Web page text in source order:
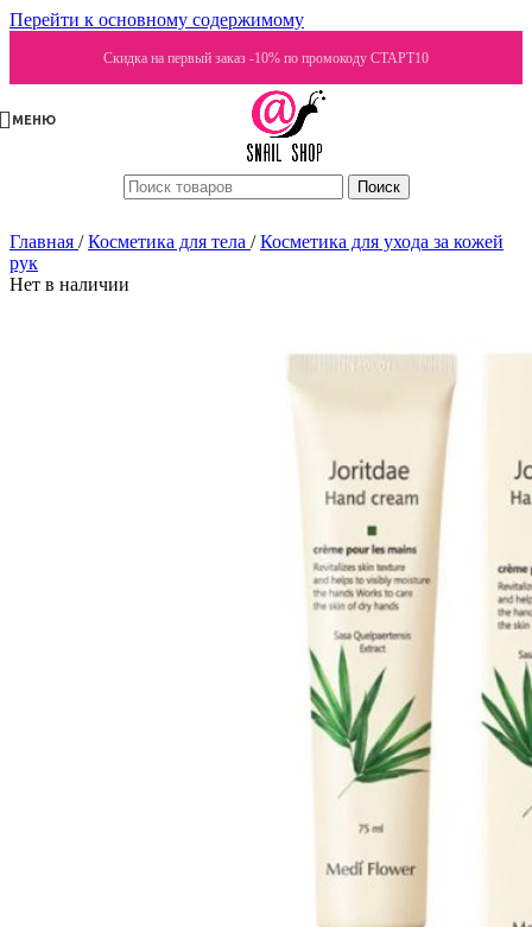
Перейти к основному содержимому
Скидка на первый заказ -10% по промокоду СТАРТ10
МЕНЮ
Поиск
Главная / Косметика для тела / Косметика для ухода за кожей
рук
Нет в наличии